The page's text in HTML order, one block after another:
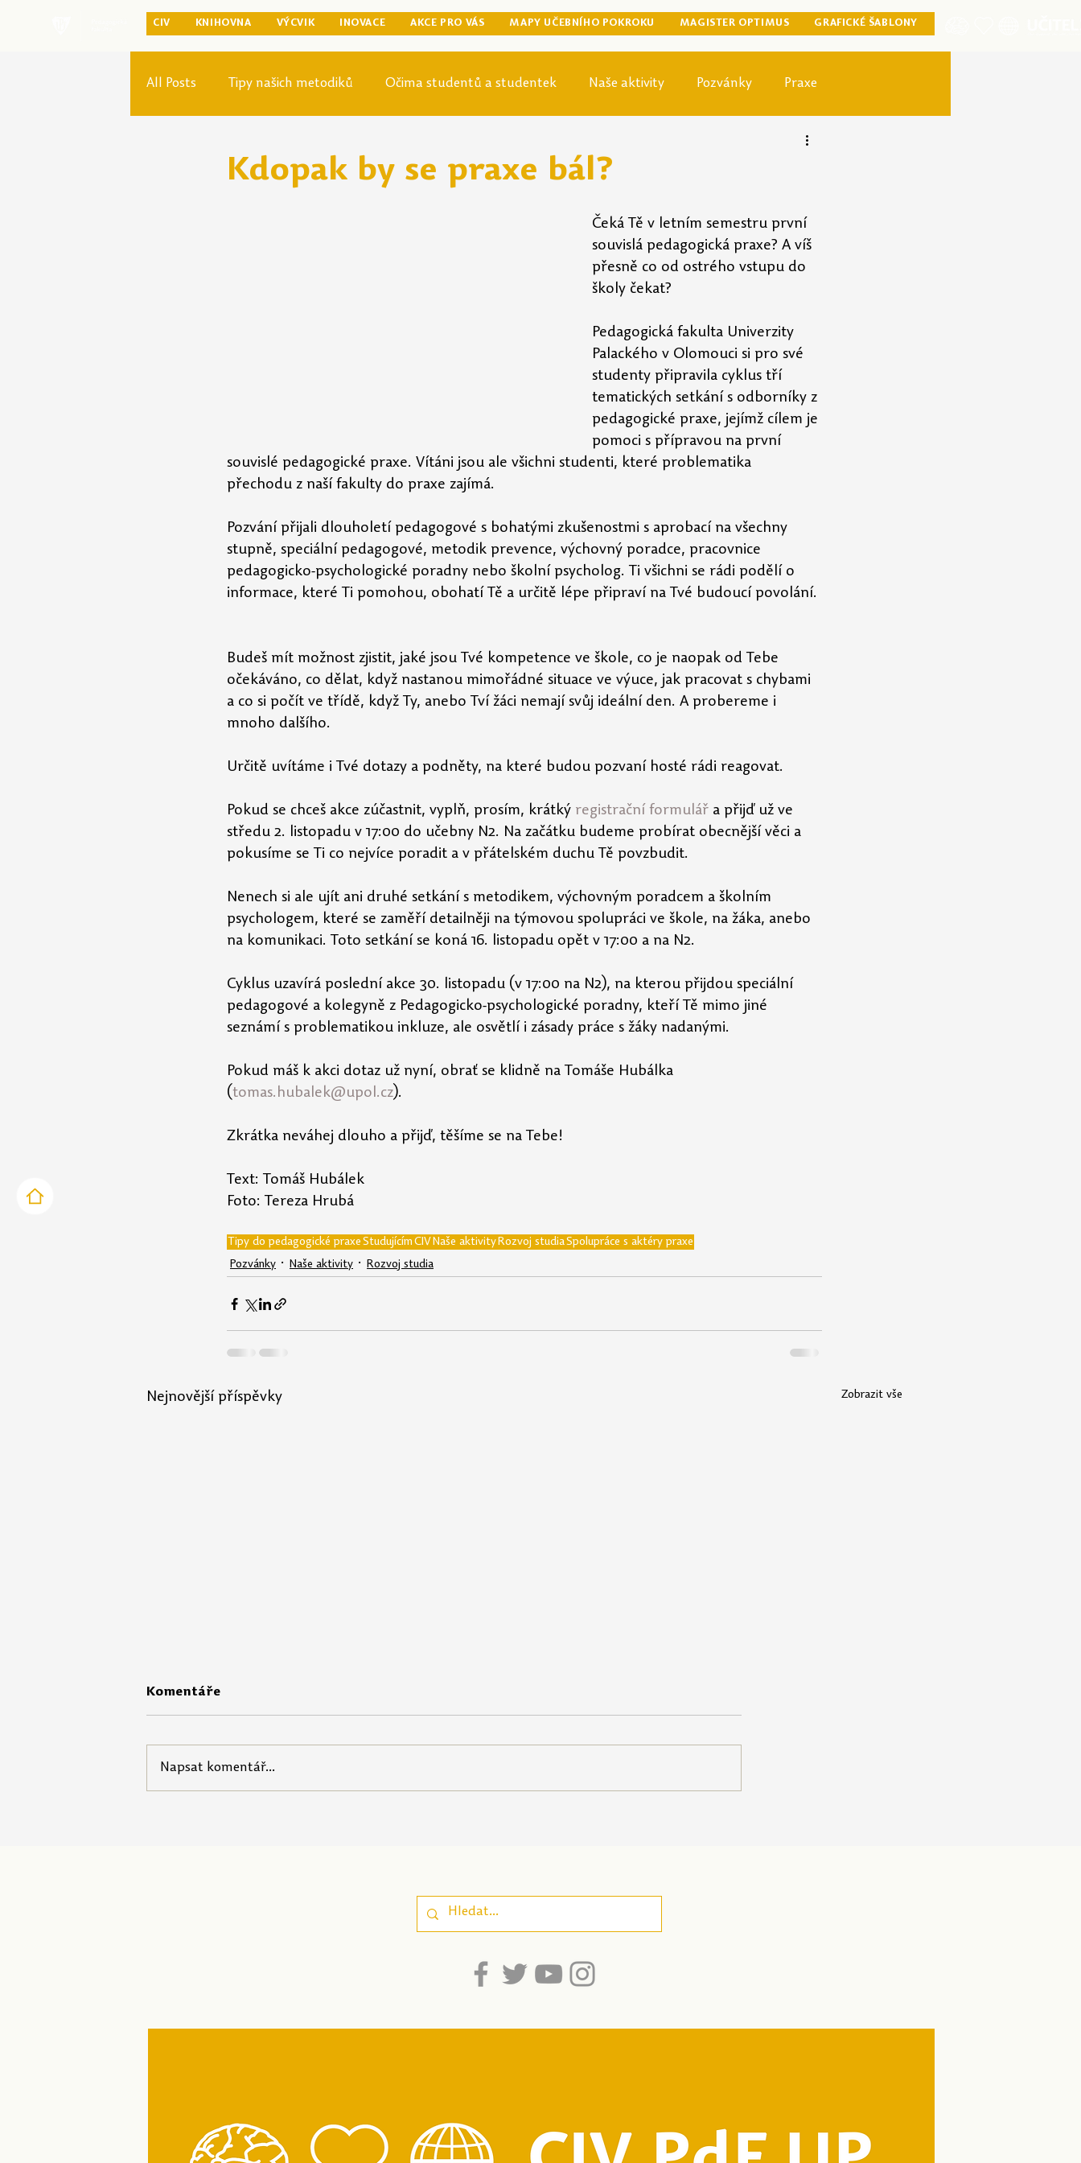
CIV KNIHOVNA VÝCVIK INOVACE AKCE PRO VÁS MAPY UČEBNÍHO POKROKU MAGISTER OPTIMUS GRAFICKÉ ŠABLONY
All Posts Tipy našich metodiků Očima studentů a studentek Naše aktivity Pozvánky Praxe
Kdopak by se praxe bál?
Čeká Tě v letním semestru první
souvislá pedagogická praxe? A víš
přesně co od ostrého vstupu do
školy čekat?
Pedagogická fakulta Univerzity
Palackého v Olomouci si pro své
studenty připravila cyklus tří
tematických setkání s odborníky z
pedagogické praxe, jejímž cílem je
pomoci s přípravou na první
souvislé pedagogické praxe. Vítáni jsou ale všichni studenti, které problematika
přechodu z naší fakulty do praxe zajímá.
Pozvání přijali dlouholetí pedagogové s bohatými zkušenostmi s aprobací na všechny
stupně, speciální pedagogové, metodik prevence, výchovný poradce, pracovnice
pedagogicko-psychologické poradny nebo školní psycholog. Ti všichni se rádi podělí o
informace, které Ti pomohou, obohatí Tě a určitě lépe připraví na Tvé budoucí povolání.
Budeš mít možnost zjistit, jaké jsou Tvé kompetence ve škole, co je naopak od Tebe
očekáváno, co dělat, když nastanou mimořádné situace ve výuce, jak pracovat s chybami
a co si počít ve třídě, když Ty, anebo Tví žáci nemají svůj ideální den. A probereme i
mnoho dalšího.
Určitě uvítáme i Tvé dotazy a podněty, na které budou pozvaní hosté rádi reagovat.
Pokud se chceš akce zúčastnit, vyplň, prosím, krátký registrační formulář a přijď už ve
středu 2. listopadu v 17:00 do učebny N2. Na začátku budeme probírat obecnější věci a
pokusíme se Ti co nejvíce poradit a v přátelském duchu Tě povzbudit.
Nenech si ale ujít ani druhé setkání s metodikem, výchovným poradcem a školním
psychologem, které se zaměří detailněji na týmovou spolupráci ve škole, na žáka, anebo
na komunikaci. Toto setkání se koná 16. listopadu opět v 17:00 a na N2.
Cyklus uzavírá poslední akce 30. listopadu (v 17:00 na N2), na kterou přijdou speciální
pedagogové a kolegyně z Pedagogicko-psychologické poradny, kteří Tě mimo jiné
seznámí s problematikou inkluze, ale osvětlí i zásady práce s žáky nadanými.
Pokud máš k akci dotaz už nyní, obrať se klidně na Tomáše Hubálka
(tomas.hubalek@upol.cz).
Zkrátka neváhej dlouho a přijď, těšíme se na Tebe!
Text: Tomáš Hubálek
Foto: Tereza Hrubá
Tipy do pedagogické praxe Studujícím CIV Naše aktivityRozvoj studiaSpolupráce s aktéry praxe
Pozvánky
Naše aktivity Rozvoj studia
Nejnovější příspěvky Zobrazit vše
Komentáře
Napsat komentář...